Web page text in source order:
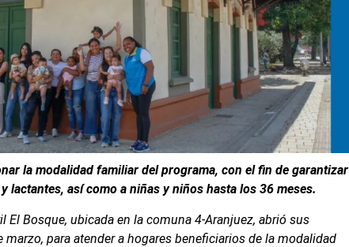
la modalidad familiar del programa, con el fin de garantizar
lactantes, así como a niñas y niños hasta los 36 meses.
El Bosque, ubicada en la comuna 4-Aranjuez, abrió sus
marzo, para atender a hogares beneficiarios de la modalidad